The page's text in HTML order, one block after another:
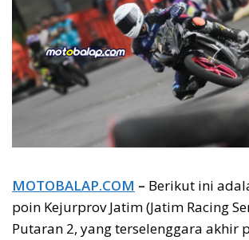
MOTOBALAP.COM – Berikut ini
poin Kejurprov Jatim (Jatim Racing
Putaran 2, yang terselenggara akhir